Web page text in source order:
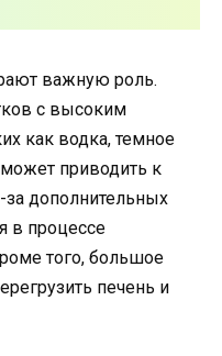
важную роль.
с высоким
как водка, темное
приводить к
дополнительных
в процессе
того, большое
печень и